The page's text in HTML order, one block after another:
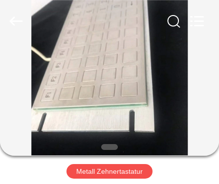
HAUS
PRODUKTE
ÜBER
FABRIK-
AUSFLUG
Metall Zehnertastatur